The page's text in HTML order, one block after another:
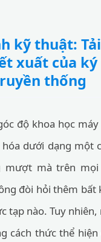
kỹ thuật:
xuất của
thống
độ khoa học
dưới dạng một
mượt mà trên mọi
đòi hỏi thêm bất
tạp nào. Tuy
cách thức thể hiện